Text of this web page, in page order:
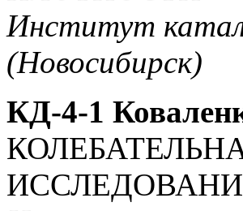
Институт
(Новосибирск)
КД-4-1